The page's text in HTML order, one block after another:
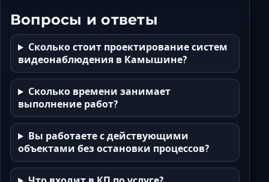
Вопросы и ответы
Сколько стоит проектирование систем
видеонаблюдения в Камышине?
Сколько времени занимает
выполнение работ?
Вы работаете с действующими
объектами без остановки процессов?